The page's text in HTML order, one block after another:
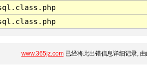
www.365jz.com已经将此出错信息详细记录,